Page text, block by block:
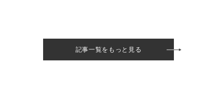
記事一覧をもっと見る